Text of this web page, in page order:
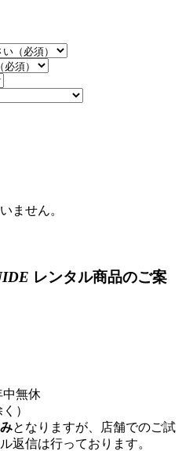
ません。
レンタル商品のご案
中無休
）
となりますが、店舗でのご試
返信は行っております。